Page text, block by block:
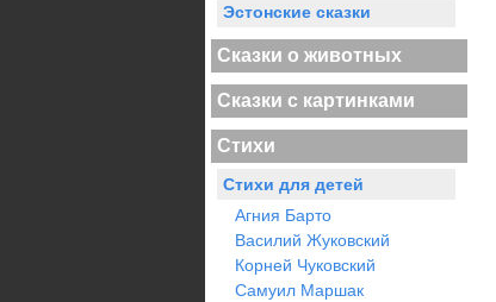
Эстонские сказки
Сказки о животных
Сказки с картинками
Стихи
Стихи для детей
Агния Барто
Василий Жуковский
Корней Чуковский
Самуил Маршак